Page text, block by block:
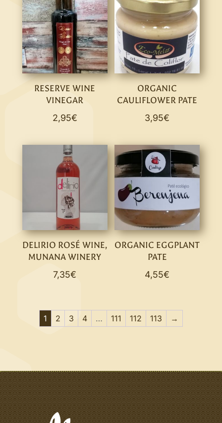
RESERVE WINE
VINEGAR
2,95€
ORGANIC
CAULIFLOWER PATE
3,95€
DELIRIO ROSÉ WINE,
MUNANA WINERY
7,35€
ORGANIC EGGPLANT
PATE
4,55€
1 2 3 4 … 111 112 113 →